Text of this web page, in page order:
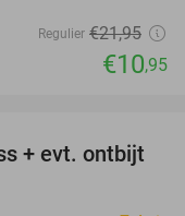
Regulier €21,95
€10,95
55%
+ evt. ontbijt